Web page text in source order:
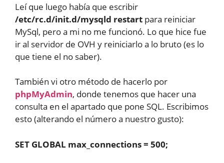
Leí que luego había que escribir
/etc/rc.d/init.d/mysqld restart para reiniciar
MySql, pero a mi no me funcionó. Lo que hice fue
ir al servidor de OVH y reiniciarlo a lo bruto (es lo
que tiene el no saber).
También vi otro método de hacerlo por
phpMyAdmin, donde tenemos que hacer una
consulta en el apartado que pone SQL. Escribimos
esto (alterando el número a nuestro gusto):
SET GLOBAL max_connections = 500;